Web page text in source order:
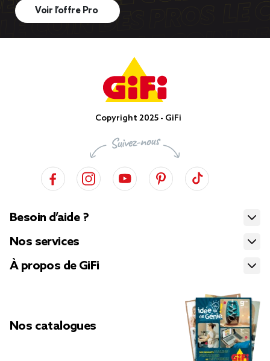
Voir l’offre Pro
Copyright 2025 - GiFi
Besoin d’aide ?
Nos services
À propos de GiFi
Nos catalogues